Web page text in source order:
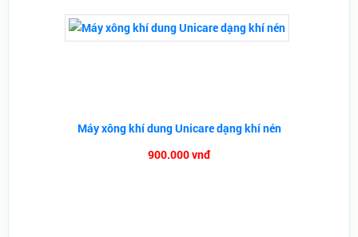
Máy xông khí dung Unicare dạng khí nén
900.000 vnđ